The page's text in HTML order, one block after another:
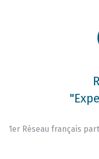
1er Réseau français